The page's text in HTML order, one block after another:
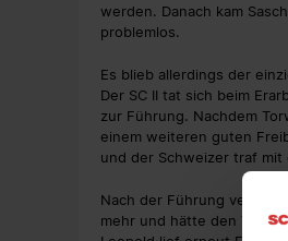
werden. Danach kam
problemlos.
Es blieb allerdings der
Der SC II tat sich beim
zur Führung. Nachdem
einem weiteren guten
und der Schweizer traf mit
Nach der Führung
mehr und hätte den